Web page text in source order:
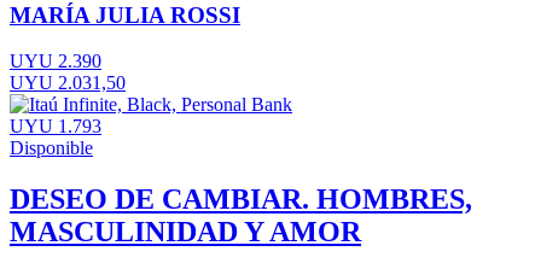
MARÍA JULIA ROSSI
UYU 2.390
UYU 2.031,50
UYU 1.793
Disponible
DESEO DE CAMBIAR. HOMBRES,
MASCULINIDAD Y AMOR